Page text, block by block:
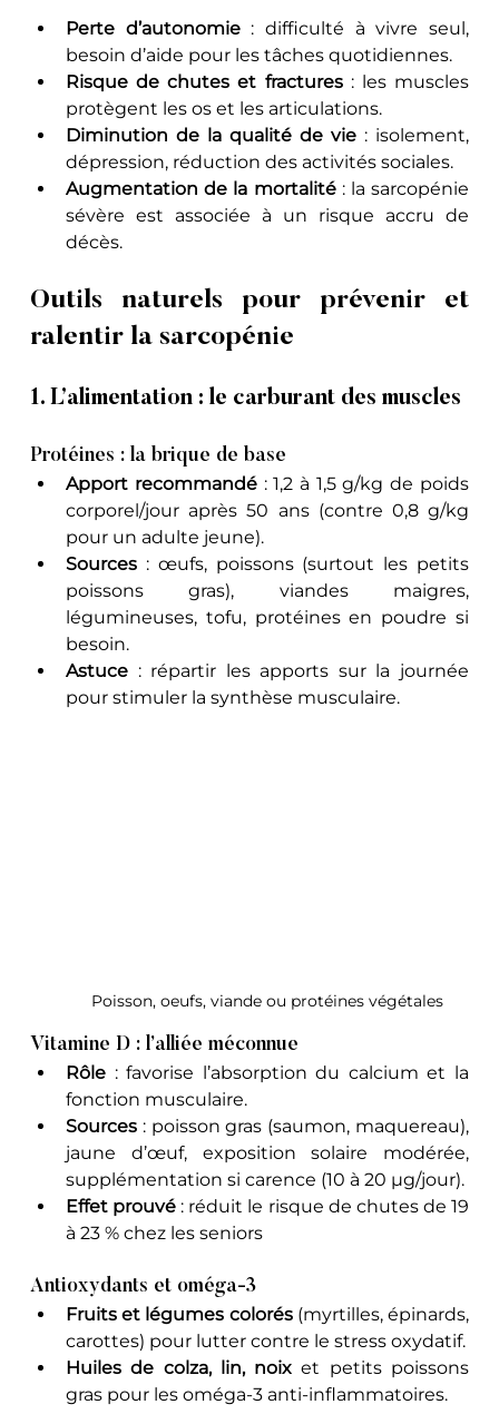
Perte d’autonomie : difficulté à vivre seul,
besoin d’aide pour les tâches quotidiennes.
Risque de chutes et fractures : les muscles
protègent les os et les articulations.
Diminution de la qualité de vie : isolement,
dépression, réduction des activités sociales.
Augmentation de la mortalité : la sarcopénie
sévère est associée à un risque accru de
décès.
Outils naturels pour prévenir et
ralentir la sarcopénie
1. L’alimentation : le carburant des muscles
Protéines : la brique de base
Apport recommandé : 1,2 à 1,5 g/kg de poids
corporel/jour après 50 ans (contre 0,8 g/kg
pour un adulte jeune).
Sources : œufs, poissons (surtout les petits
poissons gras), viandes maigres,
légumineuses, tofu, protéines en poudre si
besoin.
Astuce : répartir les apports sur la journée
pour stimuler la synthèse musculaire.
Poisson, oeufs, viande ou protéines végétales
Vitamine D : l’alliée méconnue
Rôle : favorise l’absorption du calcium et la
fonction musculaire.
Sources : poisson gras (saumon, maquereau),
jaune d’œuf, exposition solaire modérée,
supplémentation si carence (10 à 20 µg/jour).
Effet prouvé : réduit le risque de chutes de 19
à 23 % chez les seniors
Antioxydants et oméga-3
Fruits et légumes colorés (myrtilles, épinards,
carottes) pour lutter contre le stress oxydatif.
Huiles de colza, lin, noix et petits poissons
gras pour les oméga-3 anti-inflammatoires.